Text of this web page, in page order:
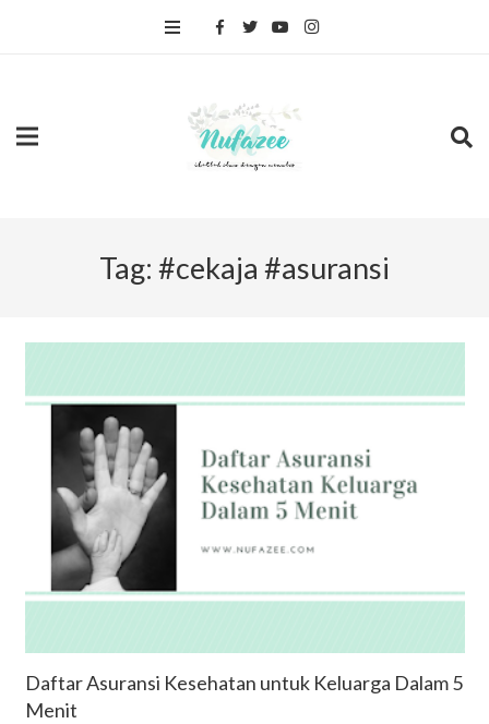
Tag: #cekaja #asuransi
Daftar Asuransi Kesehatan untuk Keluarga Dalam 5
Menit